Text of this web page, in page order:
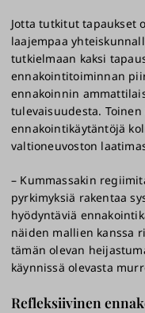
Jotta tutkitut tapaukset
laajempaa
tutkielmaan kaksi
ennakointitoiminnan
ennakoinnin
tulevaisuudesta.
ennakointikäytäntöjä
valtioneuvoston
– Kummassakin
pyrkimyksiä rakentaa
hyödyntäviä
näiden mallien kanssa
tämän olevan
käynnissä olevasta
Refleksiivinen